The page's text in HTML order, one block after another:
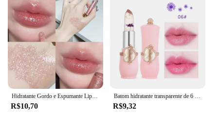
Hidratante Gordo e Espumante Lip Gloss, Água-Brilhante Espelho Esmalte, Óleo Hidratante para Pose
R$10,70
Batom hidratante transparente de 6 cores, batom que muda de cor, batom flor que muda de temperatura
R$9,32